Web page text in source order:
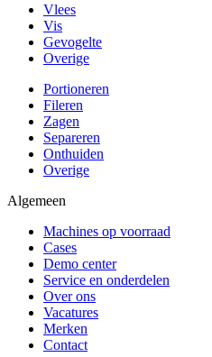
Vlees
Vis
Gevogelte
Overige
Portioneren
Fileren
Zagen
Separeren
Onthuiden
Overige
Algemeen
Machines op voorraad
Cases
Demo center
Service en onderdelen
Over ons
Vacatures
Merken
Contact